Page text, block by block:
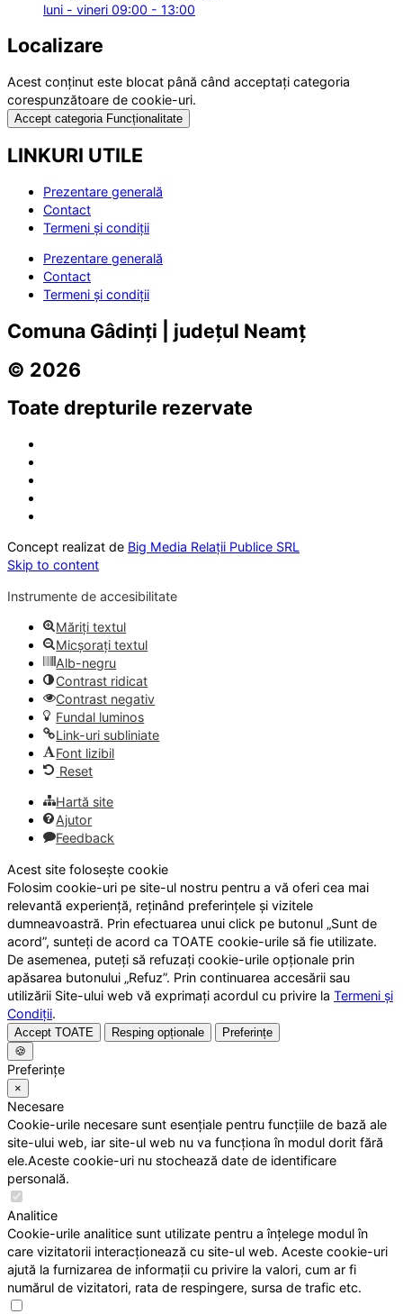
luni - vineri 09:00 - 13:00
Localizare
Acest conținut este blocat până când acceptați categoria
corespunzătoare de cookie-uri.
Accept categoria Funcționalitate
LINKURI UTILE
Prezentare generală
Contact
Termeni și condiții
Prezentare generală
Contact
Termeni și condiții
Comuna Gâdinți | județul Neamț
© 2026
Toate drepturile rezervate
Concept realizat de Big Media Relații Publice SRL
Skip to content
Instrumente de accesibilitate
Măriți textul
Micșorați textul
Alb-negru
Contrast ridicat
Contrast negativ
Fundal luminos
Link-uri subliniate
Font lizibil
Reset
Hartă site
Ajutor
Feedback
Acest site folosește cookie
Folosim cookie-uri pe site-ul nostru pentru a vă oferi cea mai
relevantă experiență, reținând preferințele și vizitele
dumneavoastră. Prin efectuarea unui click pe butonul „Sunt de
acord”, sunteți de acord ca TOATE cookie-urile să fie utilizate.
De asemenea, puteți să refuzați cookie-urile opționale prin
apăsarea butonului „Refuz”. Prin continuarea accesării sau
utilizării Site-ului web vă exprimați acordul cu privire la Termeni și
Condiții.
Accept TOATE Resping opționale
Preferințe
🍪
Preferințe
×
Necesare
Cookie-urile necesare sunt esențiale pentru funcțiile de bază ale
site-ului web, iar site-ul web nu va funcționa în modul dorit fără
ele.Aceste cookie-uri nu stochează date de identificare
personală.
Analitice
Cookie-urile analitice sunt utilizate pentru a înțelege modul în
care vizitatorii interacționează cu site-ul web. Aceste cookie-uri
ajută la furnizarea de informații cu privire la valori, cum ar fi
numărul de vizitatori, rata de respingere, sursa de trafic etc.